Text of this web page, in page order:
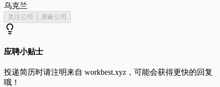
乌克兰
关注公司 屏蔽公司
应聘小贴士
投递简历时请注明来自 workbest.xyz ，可能会获得更快的回复
哦！